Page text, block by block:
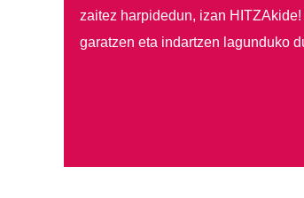
zaitez harpidedun, izan HITZAkide!
garatzen eta indartzen lagunduko